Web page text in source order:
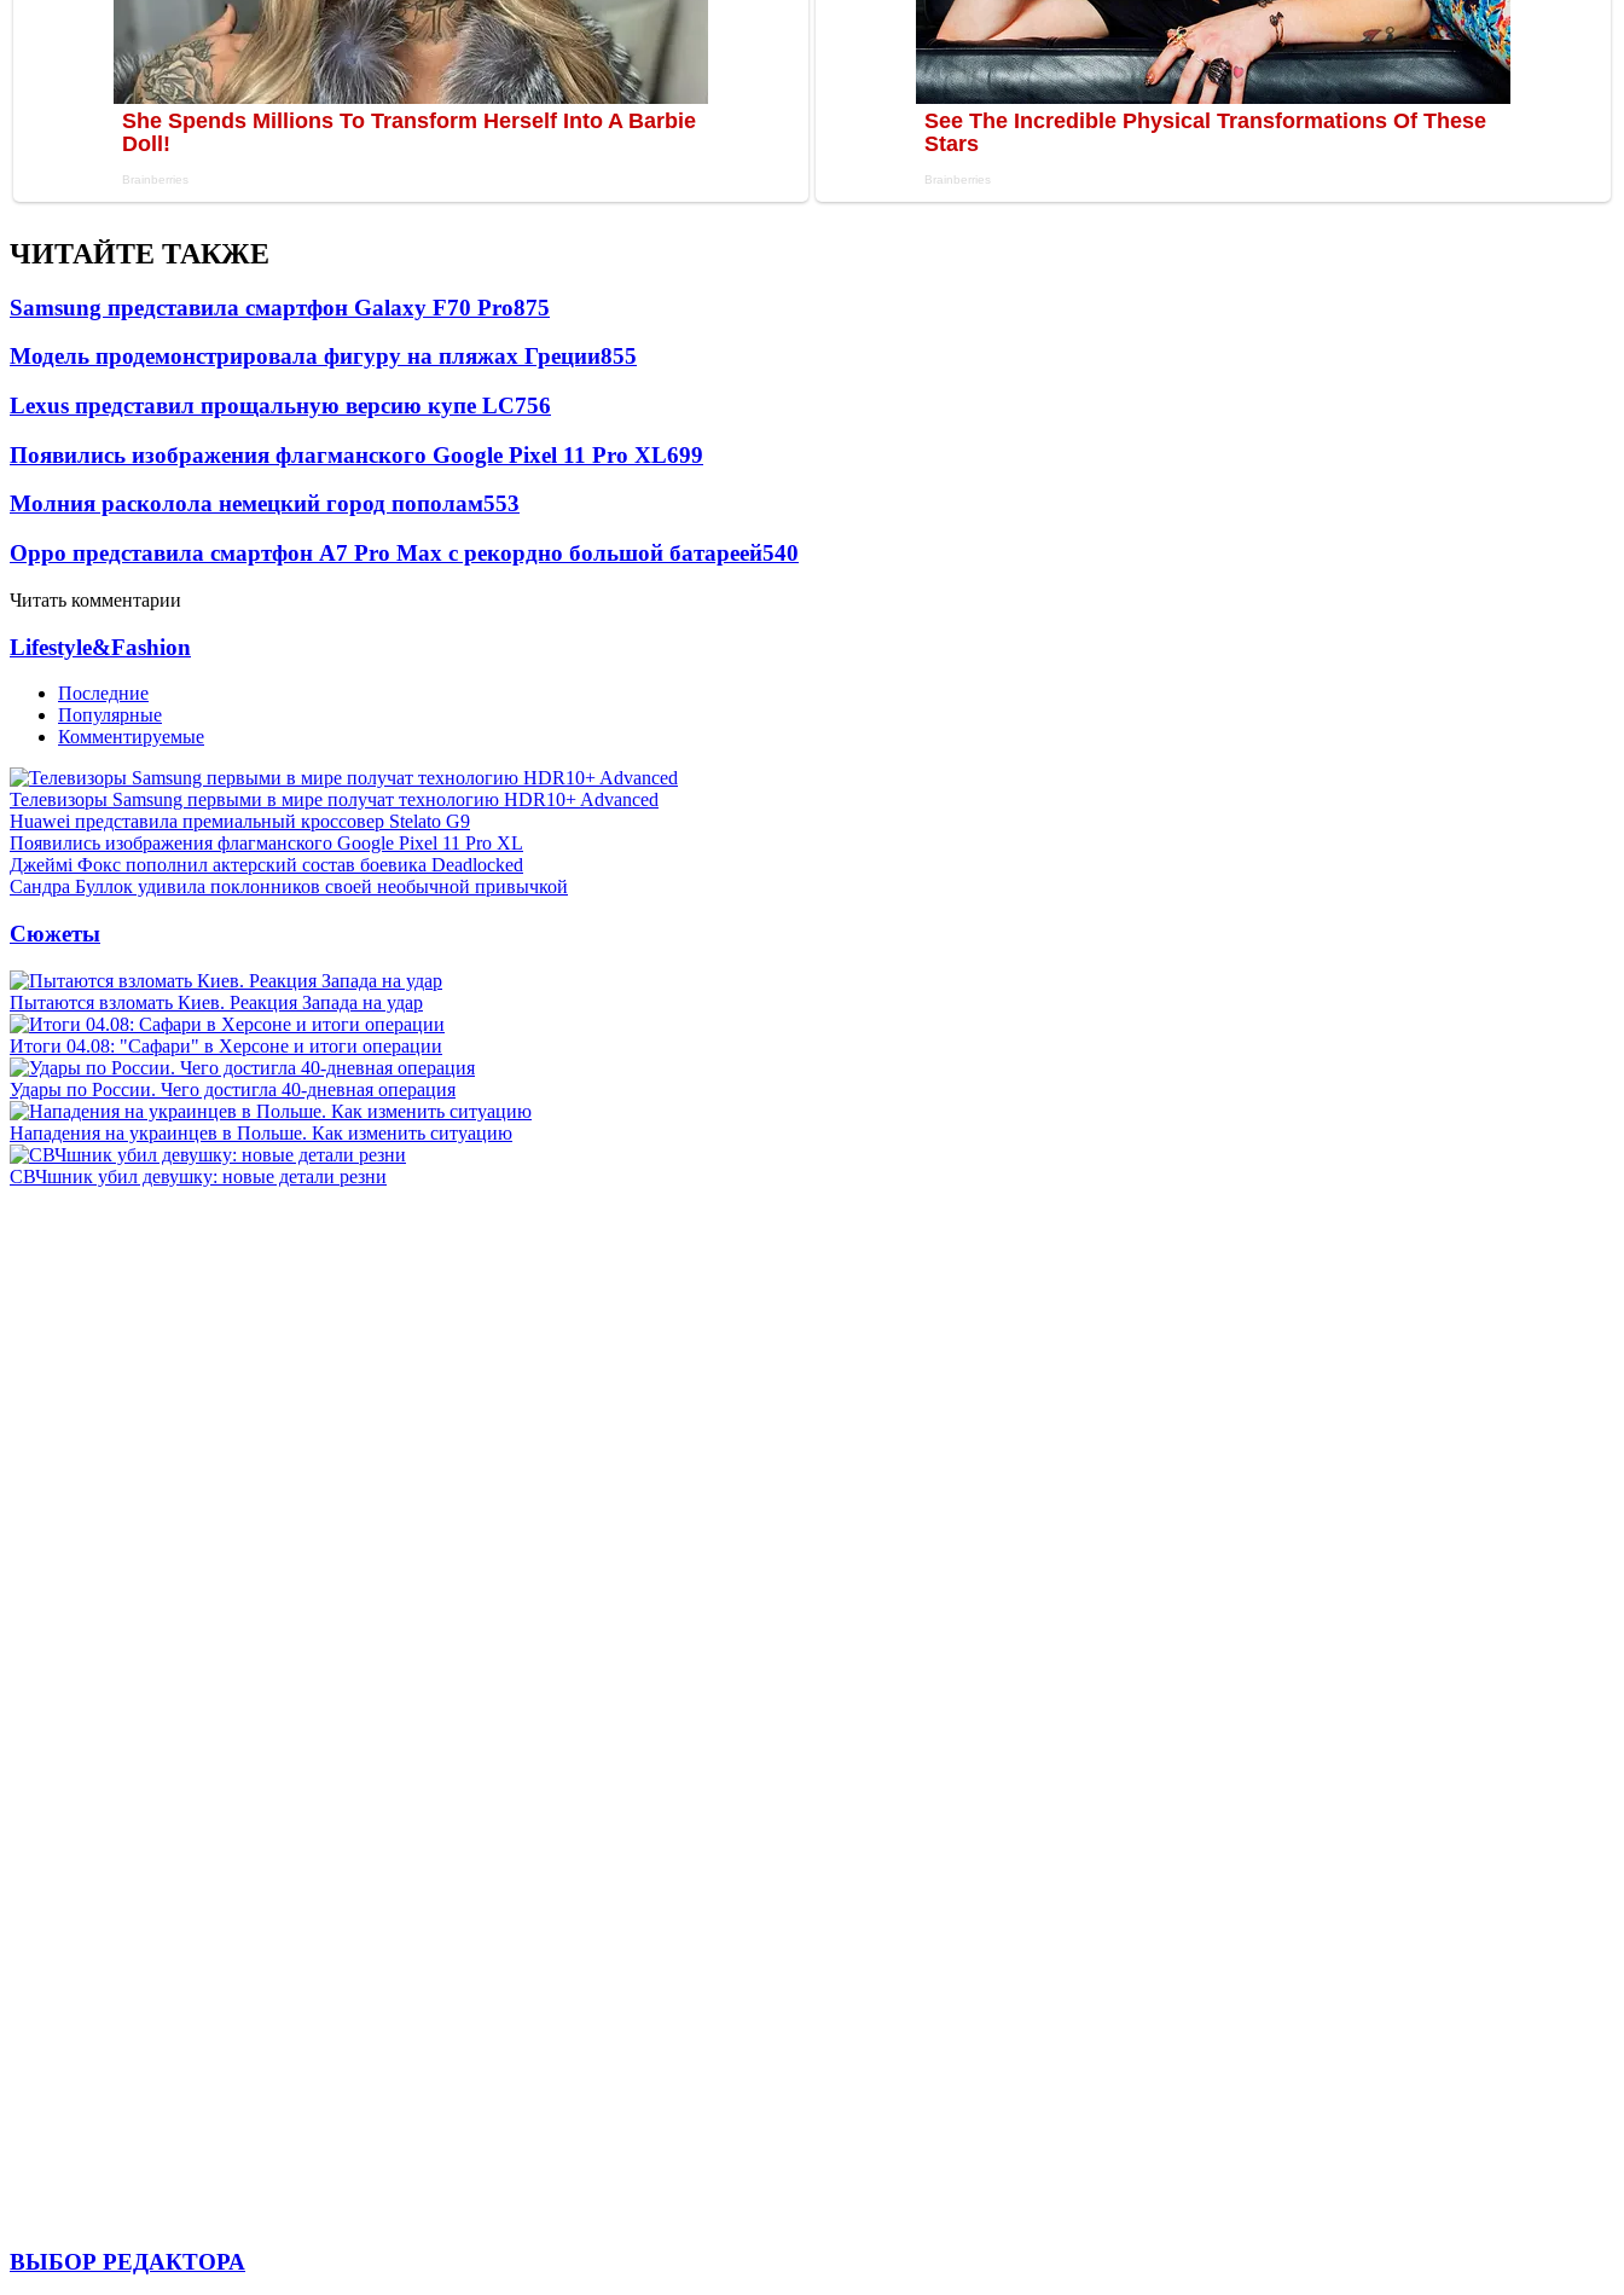
ЧИТАЙТЕ ТАКЖЕ
Samsung представила смартфон Galaxy F70 Pro875
Модель продемонстрировала фигуру на пляжах Греции855
Lexus представил прощальную версию купе LC756
Появились изображения флагманского Google Pixel 11 Pro XL699
Молния расколола немецкий город пополам553
Oppo представила смартфон A7 Pro Max с рекордно большой батареей540
Читать комментарии
Lifestyle&Fashion
Последние
Популярные
Комментируемые
Телевизоры Samsung первыми в мире получат технологию HDR10+ Advanced
Huawei представила премиальный кроссовер Stelato G9
Появились изображения флагманского Google Pixel 11 Pro XL
Джеймі Фокс пополнил актерский состав боевика Deadlocked
Сандра Буллок удивила поклонников своей необычной привычкой
Сюжеты
Пытаются взломать Киев. Реакция Запада на удар
Итоги 04.08: "Сафари" в Херсоне и итоги операции
Удары по России. Чего достигла 40-дневная операция
Нападения на украинцев в Польше. Как изменить ситуацию
СВЧшник убил девушку: новые детали резни
ВЫБОР РЕДАКТОРА